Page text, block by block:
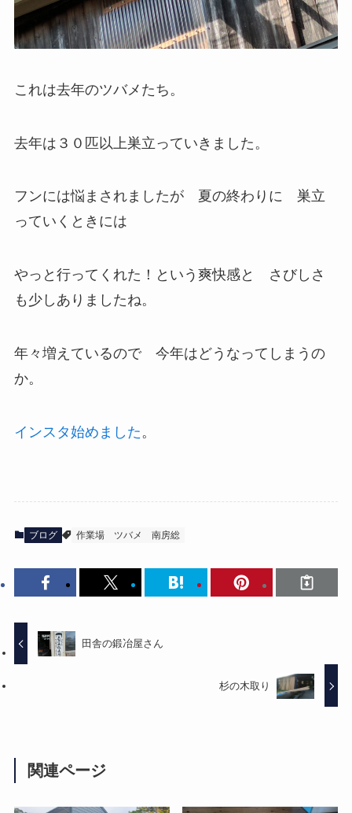
これは去年のツバメたち。
去年は３０匹以上巣立っていきました。
フンには悩まされましたが 夏の終わりに 巣立
っていくときには
やっと行ってくれた！という爽快感と さびしさ
も少しありましたね。
年々増えているので 今年はどうなってしまうの
か。
インスタ始めました 。
ブログ 作業場 ツバメ 南房総
田舎の鍛冶屋さん
杉の木取り
関連ページ